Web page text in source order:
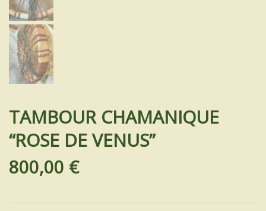
TAMBOUR CHAMANIQUE
“ROSE DE VENUS”
800,00 €